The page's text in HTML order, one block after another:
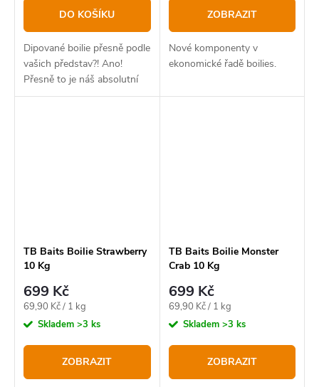
DO KOŠÍKU
Dipované boilie přesně podle
vašich představ?! Ano!
Přesně to je náš absolutní
bestseller v novém balení.
ZOBRAZIT
Nové komponenty v
ekonomické řadě boilies.
TB Baits Boilie Strawberry
10 Kg
699 Kč
Měrná
cena:
69,90 Kč / 1 kg
Skladem >3 ks
ZOBRAZIT
TB Baits Boilie Monster
Crab 10 Kg
699 Kč
Měrná
cena:
69,90 Kč / 1 kg
Skladem >3 ks
ZOBRAZIT